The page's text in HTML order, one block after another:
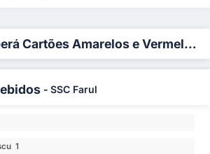
Cartões Amarelos e Vermelhos?
- SSC Farul
1